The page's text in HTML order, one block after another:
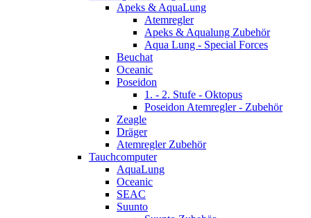
Apeks & AquaLung
Atemregler
Apeks & Aqualung Zubehör
Aqua Lung - Special Forces
Beuchat
Oceanic
Poseidon
1. - 2. Stufe - Oktopus
Poseidon Atemregler - Zubehör
Zeagle
Dräger
Atemregler Zubehör
Tauchcomputer
AquaLung
Oceanic
SEAC
Suunto